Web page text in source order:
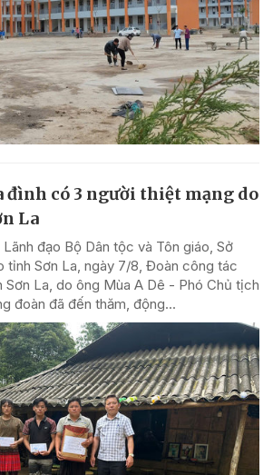
đình có 3 người thiệt mạng do
La
đạo Bộ Dân tộc và Tôn giáo, Sở
tỉnh Sơn La, ngày 7/8, Đoàn công tác
Sơn La, do ông Mùa A Dê - Phó Chủ tịch
đoàn đã đến thăm, động...